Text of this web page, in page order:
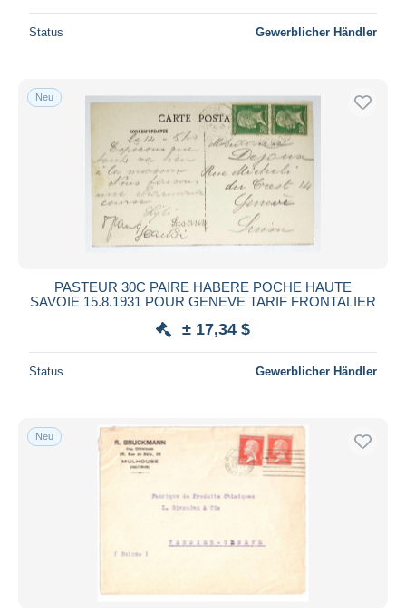
Status Gewerblicher Händler
Neu
PASTEUR 30C PAIRE HABERE POCHE HAUTE
SAVOIE 15.8.1931 POUR GENEVE TARIF FRONTALIER
± 17,34 $
Status Gewerblicher Händler
Neu